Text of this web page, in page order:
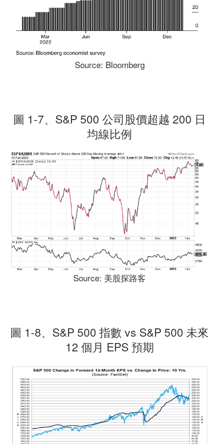
Source: Bloomberg
圖 1-7、S&P 500 公司股價超越 200 日
均線比例
Source: 美股探路客
圖 1-8、S&P 500 指數 vs S&P 500 未來
12 個月 EPS 預期